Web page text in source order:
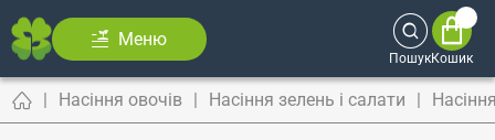
Меню
ПошукКошик
Насіння овочів Насіння зелень і салати